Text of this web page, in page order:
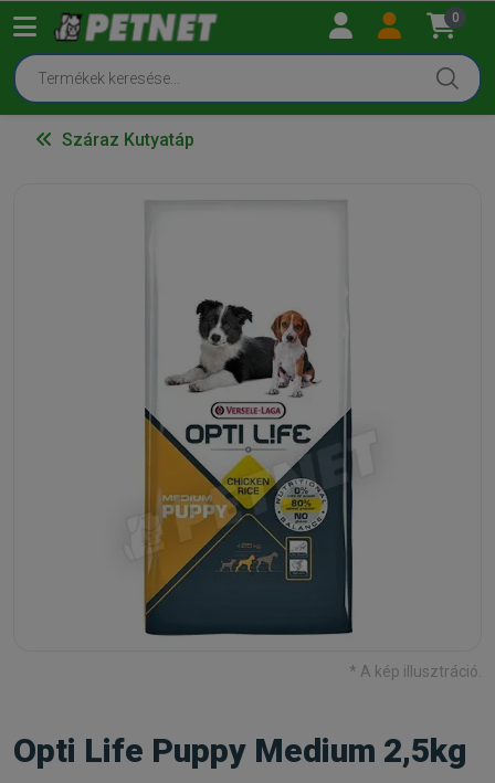
0
Száraz Kutyatáp
* A kép illusztráció.
Opti Life Puppy Medium 2,5kg